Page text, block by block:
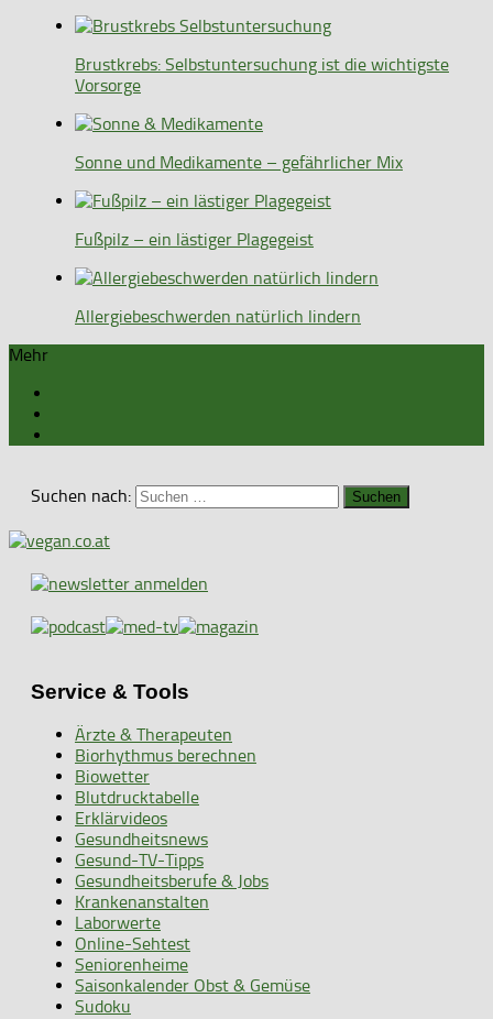
Brustkrebs: Selbstuntersuchung ist die wichtigste
Vorsorge
Sonne und Medikamente – gefährlicher Mix
Fußpilz – ein lästiger Plagegeist
Allergiebeschwerden natürlich lindern
Mehr
Suchen nach:
Service & Tools
Ärzte & Therapeuten
Biorhythmus berechnen
Biowetter
Blutdrucktabelle
Erklärvideos
Gesundheitsnews
Gesund-TV-Tipps
Gesundheitsberufe & Jobs
Krankenanstalten
Laborwerte
Online-Sehtest
Seniorenheime
Saisonkalender Obst & Gemüse
Sudoku